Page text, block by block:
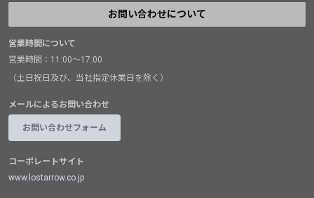
お問い合わせについて
営業時間について
営業時間：11:00～17:00
（土日祝日及び、当社指定休業日を除く）
メールによるお問い合わせ
お問い合わせフォーム
コーポレートサイト
www.lostarrow.co.jp